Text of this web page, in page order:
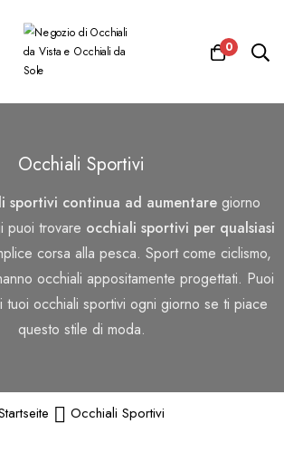
0
Occhiali Sportivi
sportivi continua ad aumentaregiorno
puoi trovare occhiali sportivi per qualsiasi
corsa alla pesca. Sport come ciclismo,
occhiali appositamente progettati. Puoi
tuoi occhiali sportivi ogni giorno se ti piace
questo stile di moda.
Occhiali Sportivi